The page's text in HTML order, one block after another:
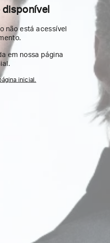
disponível
não está acessível
em nossa página
inicial.